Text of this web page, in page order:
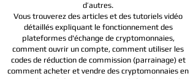
d’autres.
Vous trouverez des articles et des tutoriels vidéo
détaillés expliquant le fonctionnement des
plateformes d'échange de cryptomonnaies,
comment ouvrir un compte, comment utiliser les
codes de réduction de commission (parrainage) et
comment acheter et vendre des cryptomonnaies en